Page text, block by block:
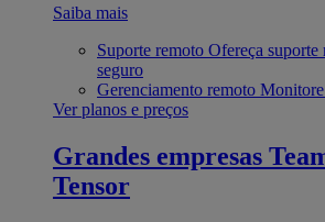
Saiba mais
Suporte remoto Ofereça suporte
seguro
Gerenciamento remoto
Ver planos e preços
Grandes empresas
Tensor